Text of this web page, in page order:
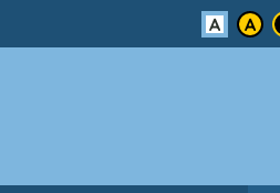
Kontrast